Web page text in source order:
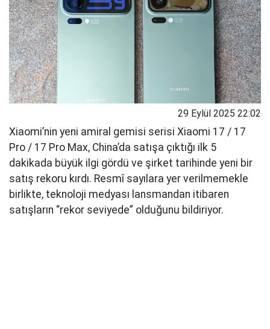
29 Eylül 2025 22:02
Xiaomi’nin yeni amiral gemisi serisi Xiaomi 17 / 17
Pro / 17 Pro Max, China’da satışa çıktığı ilk 5
dakikada büyük ilgi gördü ve şirket tarihinde yeni bir
satış rekoru kırdı. Resmî sayılara yer verilmemekle
birlikte, teknoloji medyası lansmandan itibaren
satışların “rekor seviyede” olduğunu bildiriyor.